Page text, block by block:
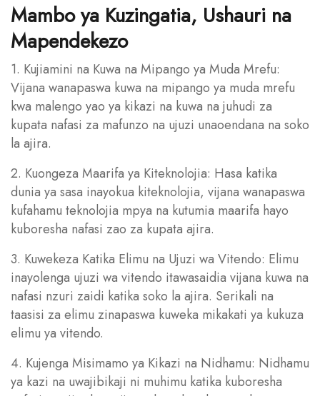
Mambo ya Kuzingatia, Ushauri na
Mapendekezo
1. Kujiamini na Kuwa na Mipango ya Muda Mrefu:
Vijana wanapaswa kuwa na mipango ya muda mrefu
kwa malengo yao ya kikazi na kuwa na juhudi za
kupata nafasi za mafunzo na ujuzi unaoendana na soko
la ajira.
2. Kuongeza Maarifa ya Kiteknolojia: Hasa katika
dunia ya sasa inayokua kiteknolojia, vijana wanapaswa
kufahamu teknolojia mpya na kutumia maarifa hayo
kuboresha nafasi zao za kupata ajira.
3. Kuwekeza Katika Elimu na Ujuzi wa Vitendo: Elimu
inayolenga ujuzi wa vitendo itawasaidia vijana kuwa na
nafasi nzuri zaidi katika soko la ajira. Serikali na
taasisi za elimu zinapaswa kuweka mikakati ya kukuza
elimu ya vitendo.
4. Kujenga Misimamo ya Kikazi na Nidhamu: Nidhamu
ya kazi na uwajibikaji ni muhimu katika kuboresha